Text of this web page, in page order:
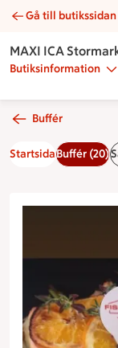
Lilla havet bufféfat
Gå till butikssidan
MAXI ICA
Butiksinformation
Buffér
StartsidaBuffér (20)